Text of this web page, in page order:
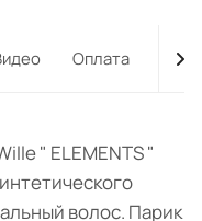
Оплата
" ELEMENTS "
волос. Парик